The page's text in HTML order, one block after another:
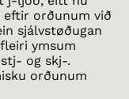
orðunum við
sjálvstøðugan
ymsum
og skj-.
orðunum